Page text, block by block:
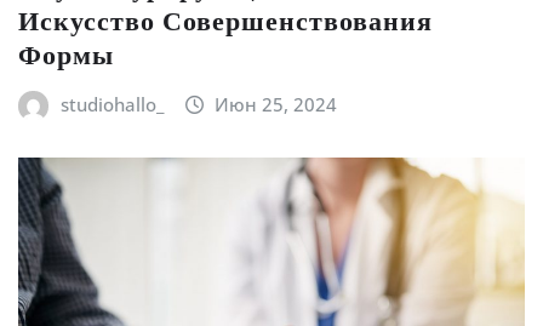
Искусство Совершенствования
Формы
studiohallo_ Июн 25, 2024